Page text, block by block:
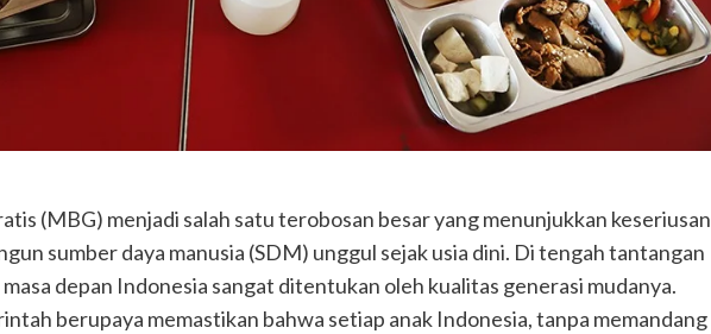
(MBG) menjadi salah satu terobosan besar yang menunjukkan keseriusan
sumber daya manusia (SDM) unggul sejak usia dini. Di tengah tantangan
depan Indonesia sangat ditentukan oleh kualitas generasi mudanya.
berupaya memastikan bahwa setiap anak Indonesia, tanpa memandang